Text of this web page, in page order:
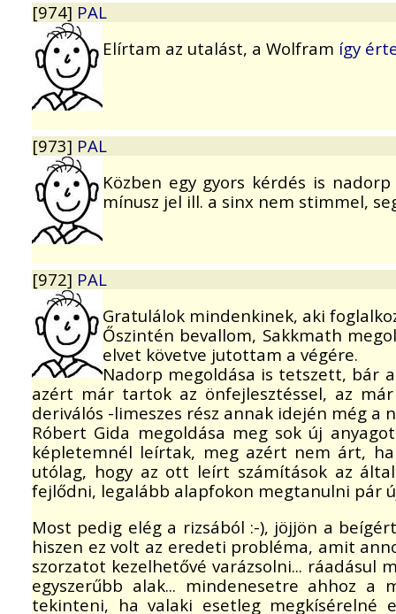
[974] PAL
Elírtam az utalást, a Wolfram így
[973] PAL
Közben egy gyors kérdés is
mínusz jel ill. a sinx nem stimmel,
[972] PAL
Gratulálok mindenkinek, aki
Őszintén bevallom, Sakkmath
elvet követve jutottam a végére.
Nadorp megoldása is tetszett, bár
azért már tartok az önfejlesztéssel, az
deriválós -limeszes rész annak idején még
Róbert Gida megoldása meg sok új
képletemnél leírtak, meg azért nem árt,
utólag, hogy az ott leírt számítások az
fejlődni, legalább alapfokon megtanulni pár
Most pedig elég a rizsából :-), jöjjön a
hiszen ez volt az eredeti probléma, amit
szorzatot kezelhetővé varázsolni...
egyszerűbb alak... mindenesetre ahhoz
tekinteni, ha valaki esetleg megkísérelné